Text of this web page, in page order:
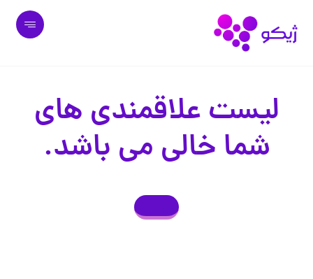
لیست علاقمندی های
شما خالی می باشد.